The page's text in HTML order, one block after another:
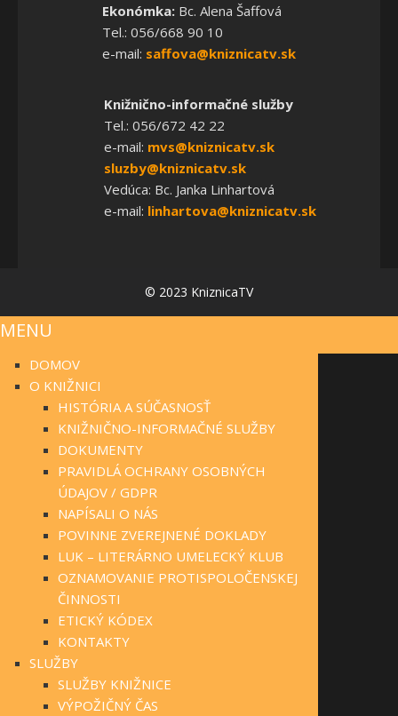
Ekonómka:Bc. Alena Šaffová
Tel.: 056/668 90 10
e-mail: saffova@kniznicatv.sk
Knižnično-informačné služby
Tel.: 056/672 42 22
e-mail: mvs@kniznicatv.sk
sluzby@kniznicatv.sk
Vedúca: Bc. Janka Linhartová
e-mail: linhartova@kniznicatv.sk
© 2023 KniznicaTV
MENU
DOMOV
O KNIŽNICI
HISTÓRIA A SÚČASNOSŤ
KNIŽNIČNO-INFORMAČNÉ SLUŽBY
DOKUMENTY
PRAVIDLÁ OCHRANY OSOBNÝCH
ÚDAJOV / GDPR
NAPÍSALI O NÁS
POVINNE ZVEREJNENÉ DOKLADY
LUK – LITERÁRNO UMELECKÝ KLUB
OZNAMOVANIE PROTISPOLOČENSKEJ
ČINNOSTI
ETICKÝ KÓDEX
KONTAKTY
SLUŽBY
SLUŽBY KNIŽNICE
VÝPOŽIČNÝ ČAS